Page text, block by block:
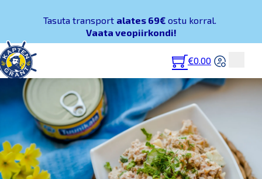
Tasuta transport alates 69€ ostu korral.
Vaata veopiirkondi!
€0.00